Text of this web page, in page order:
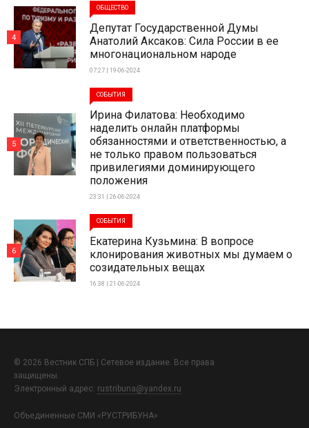
ОБЩЕСТВО
Депутат Государственной Думы
Анатолий Аксаков: Сила России в ее
многонациональном народе
07:27 | 19-06-2024
4
СОБЫТИЯ
Ирина Филатова: Необходимо
наделить онлайн платформы
обязанностями и ответственностью, а
не только правом пользоваться
привилегиями доминирующего
положения
23:31 | 26-06-2024
5
СОБЫТИЯ
Екатерина Кузьмина: В вопросе
клонирования животных мы думаем о
созидательных вещах
16:38 | 21-06-2024
6
© 2026 Вестник СПБ | Сетевое издание. Все права
защищены.
Электронный адрес: rustribuna@yandex.ru
Объединенные СМИ «РУСТРИБУНА»